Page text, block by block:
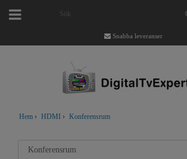
Snabba leveranser
Hem › HDMI › Konferensrum